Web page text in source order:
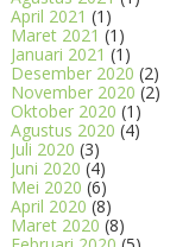
April 2021 (1)
Maret 2021 (1)
Januari 2021 (1)
Desember 2020 (2)
November 2020 (2)
Oktober 2020 (1)
Agustus 2020 (4)
Juli 2020 (3)
Juni 2020 (4)
Mei 2020 (6)
April 2020 (8)
Maret 2020 (8)